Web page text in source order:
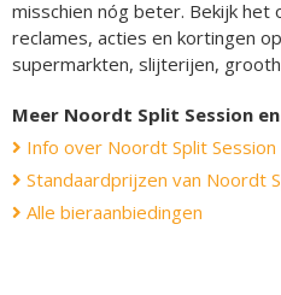
misschien nóg beter. Bekijk het
reclames, acties en kortingen
supermarkten, slijterijen,
Meer Noordt Split Session
Info over Noordt Split Session
Standaardprijzen van Noordt
Alle bieraanbiedingen